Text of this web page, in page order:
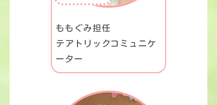
ももぐみ担任
テアトリックコミュニケ
ーター